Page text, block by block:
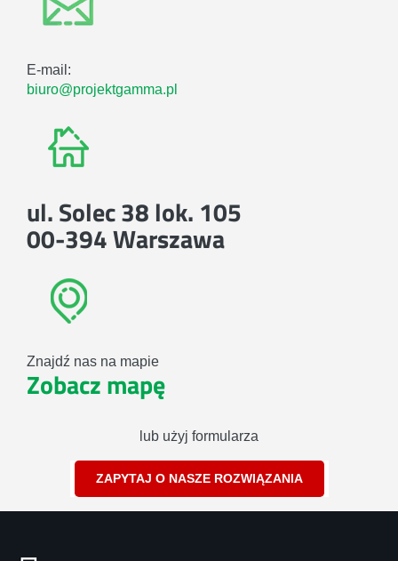
E-mail:
biuro@projektgamma.pl
ul. Solec 38 lok. 105
00-394 Warszawa
Znajdź nas na mapie
Zobacz mapę
lub użyj formularza
ZAPYTAJ O NASZE ROZWIĄZANIA